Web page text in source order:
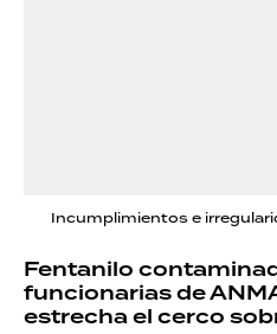
Incumplimientos e
Fentanilo
funcionarias de
estrecha el cerco